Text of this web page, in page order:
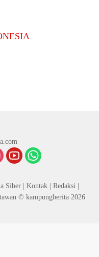
Siber | Kontak | Redaksi |
© kampungberita 2026